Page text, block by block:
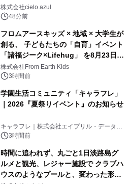
株式会社cielo azul
48分前
フロムアースキッズ × 地域 × 大学生が
創る、 子どもたちの「自育」イベント
「諸福ジーク×Lifehug」 を8月23日
(日)開催
株式会社From Earth Kids
3時間前
学園生活コミュニティ「キャラフレ」
｜2026『夏祭りイベント』のお知らせ
キャラフレ｜株式会社エイプリル・データ・
デザインズ
3時間前
時間に追われず、丸ごと1日淡路島グ
ルメと観光、レジャー施設で クラブハ
ウスのようなプールと、変わった形の